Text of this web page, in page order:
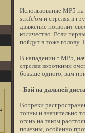
Использование MP5 на
strafe'ом и стреляя в
движение позволит
количество. Если
пойдут в тоже голову.
В нападении с MP5,
стреляя короткими
больше одного, вам
- Бой на дальней
Вопреки
точны и значительно
огонь на таком
полезны, особенно